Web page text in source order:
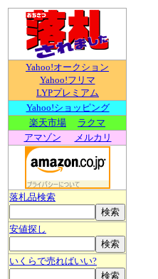
Yahoo!オークション
Yahoo!フリマ
LYPプレミアム
Yahoo!ショッピング
楽天市場
ラクマ
アマゾン
メルカリ
落札品検索
安値探し
いくらで売ればいい?